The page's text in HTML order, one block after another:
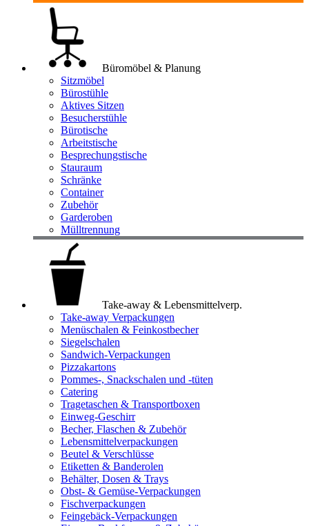
Büromöbel & Planung
Sitzmöbel
Bürostühle
Aktives Sitzen
Besucherstühle
Bürotische
Arbeitstische
Besprechungstische
Stauraum
Schränke
Container
Zubehör
Garderoben
Mülltrennung
Take-away & Lebensmittelverp.
Take-away Verpackungen
Menüschalen & Feinkostbecher
Siegelschalen
Sandwich-Verpackungen
Pizzakartons
Pommes-, Snackschalen und -tüten
Catering
Tragetaschen & Transportboxen
Einweg-Geschirr
Becher, Flaschen & Zubehör
Lebensmittelverpackungen
Beutel & Verschlüsse
Etiketten & Banderolen
Behälter, Dosen & Trays
Obst- & Gemüse-Verpackungen
Fischverpackungen
Feingebäck-Verpackungen